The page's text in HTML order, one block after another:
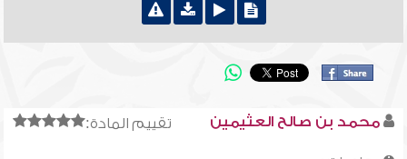
تقييم المادة: محمد بن صالح العثيمين